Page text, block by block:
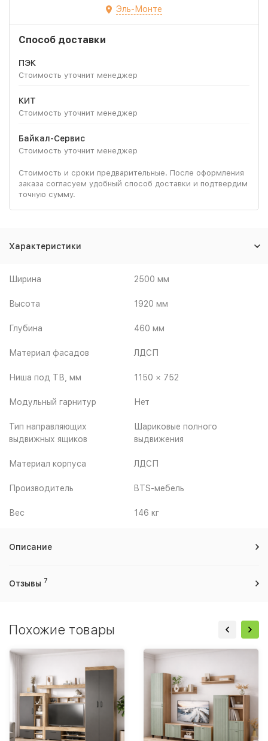
Эль-Монте
Способ доставки
ПЭК
Стоимость уточнит менеджер
КИТ
Стоимость уточнит менеджер
Байкал-Сервис
Стоимость уточнит менеджер
Стоимость и сроки предварительные. После оформления
заказа согласуем удобный способ доставки и подтвердим
точную сумму.
Характеристики
Ширина 2500 мм
Высота 1920 мм
Глубина 460 мм
Материал фасадов ЛДСП
Ниша под ТВ, мм 1150 × 752
Модульный гарнитур Нет
Тип направляющих
выдвижных ящиков
Шариковые полного
выдвижения
Материал корпуса ЛДСП
Производитель BTS-мебель
Вес 146 кг
Описание
Отзывы 7
Похожие товары